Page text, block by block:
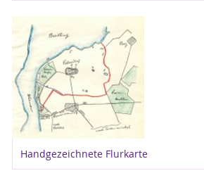
Handgezeichnete Flurkarte